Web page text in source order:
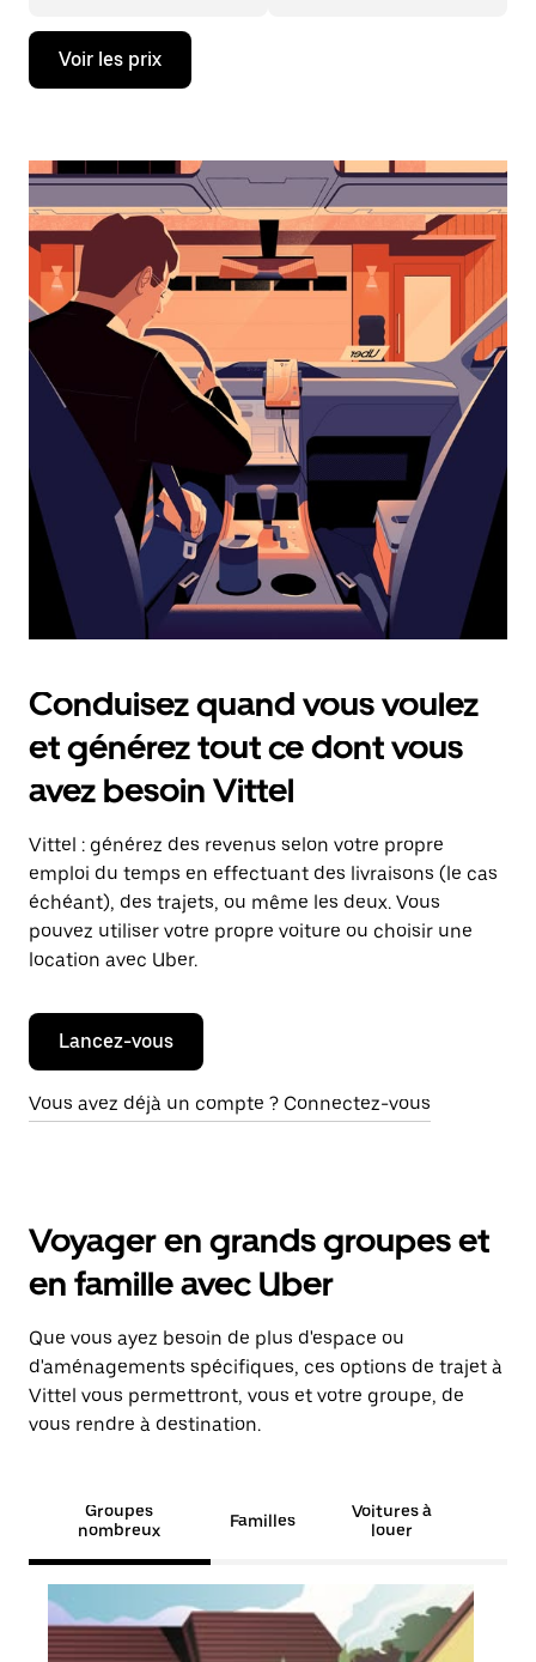
Appuyez
la
bas
ouvrir
le
calendrier
sélectionner
une
date.
Appuyez
sur
touche
pour
fermer
le
calendrier.
Voir les prix
Conduisez quand vous voulez
et générez tout ce dont vous
avez besoin Vittel
Vittel : générez des revenus selon votre propre
emploi du temps en effectuant des livraisons (le cas
échéant), des trajets, ou même les deux. Vous
pouvez utiliser votre propre voiture ou choisir une
location avec Uber.
Lancez-vous
Vous avez déjà un compte ? Connectez-vous
Voyager en grands groupes et
en famille avec Uber
Que vous ayez besoin de plus d'espace ou
d'aménagements spécifiques, ces options de trajet à
Vittel vous permettront, vous et votre groupe, de
vous rendre à destination.
Groupes
nombreux
Familles
Voitures à
louer